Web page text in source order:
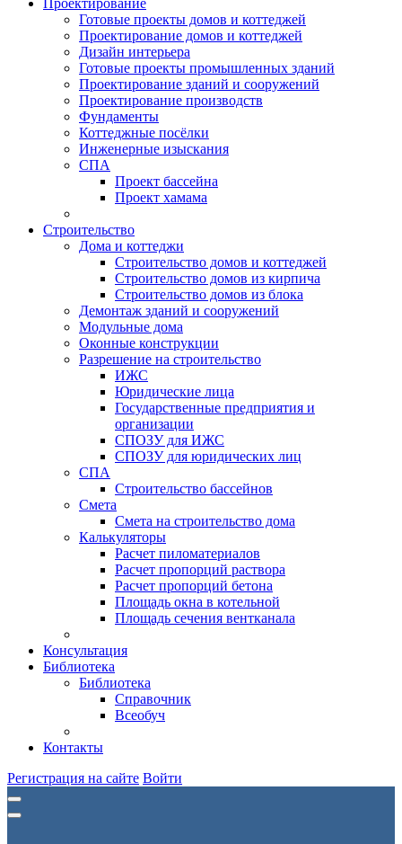
Проектирование
Готовые проекты домов и коттеджей
Проектирование домов и коттеджей
Дизайн интерьера
Готовые проекты промышленных зданий
Проектирование зданий и сооружений
Проектирование производств
Фундаменты
Коттеджные посёлки
Инженерные изыскания
СПА
Проект бассейна
Проект хамама
Строительство
Дома и коттеджи
Строительство домов и коттеджей
Строительство домов из кирпича
Строительство домов из блока
Демонтаж зданий и сооружений
Модульные дома
Оконные конструкции
Разрешение на строительство
ИЖС
Юридические лица
Государственные предприятия и
организации
СПОЗУ для ИЖС
СПОЗУ для юридических лиц
СПА
Строительство бассейнов
Смета
Смета на строительство дома
Калькуляторы
Расчет пиломатериалов
Расчет пропорций раствора
Расчет пропорций бетона
Площадь окна в котельной
Площадь сечения вентканала
Консультация
Библиотека
Библиотека
Справочник
Всеобуч
Контакты
Регистрация на сайте Войти